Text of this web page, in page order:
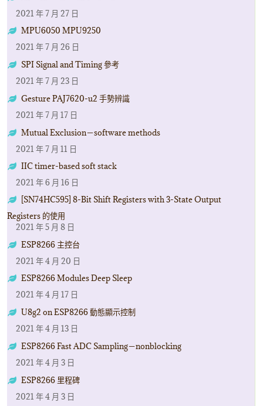
2021 年 7 月 27 日
MPU6050 MPU9250
2021 年 7 月 26 日
SPI Signal and Timing 參考
2021 年 7 月 23 日
Gesture PAJ7620-u2 手勢辨識
2021 年 7 月 17 日
Mutual Exclusion－software methods
2021 年 7 月 11 日
IIC timer-based soft stack
2021 年 6 月 16 日
[SN74HC595] 8-Bit Shift Registers with 3-State Output
Registers 的使用
2021 年 5 月 8 日
ESP8266 主控台
2021 年 4 月 20 日
ESP8266 Modules Deep Sleep
2021 年 4 月 17 日
U8g2 on ESP8266 動態顯示控制
2021 年 4 月 13 日
ESP8266 Fast ADC Sampling－nonblocking
2021 年 4 月 3 日
ESP8266 里程碑
2021 年 4 月 3 日